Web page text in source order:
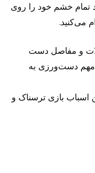
تمام خشم خود را روی
می‌کنید.
و مفاصل دست
مهم دست‌ورزی به
اسباب بازی ترسناک و